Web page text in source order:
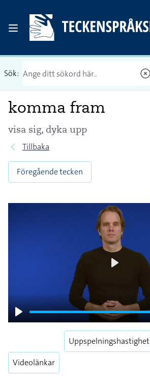
Sök:
komma fram
visa sig, dyka upp
Tillbaka
Föregående tecken
Play
Videolänkar
Uppspelningshastighet